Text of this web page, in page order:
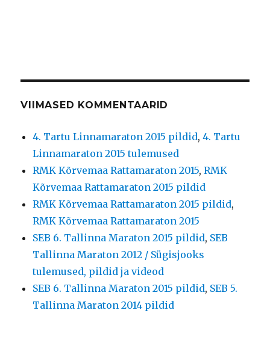
VIIMASED KOMMENTAARID
4. Tartu Linnamaraton 2015 pildid,4. Tartu
Linnamaraton 2015 tulemused
RMK Kõrvemaa Rattamaraton 2015,RMK
Kõrvemaa Rattamaraton 2015 pildid
RMK Kõrvemaa Rattamaraton 2015 pildid,
RMK Kõrvemaa Rattamaraton 2015
SEB 6. Tallinna Maraton 2015 pildid, SEB
Tallinna Maraton 2012 / Sügisjooks
tulemused, pildid ja videod
SEB 6. Tallinna Maraton 2015 pildid, SEB 5.
Tallinna Maraton 2014 pildid